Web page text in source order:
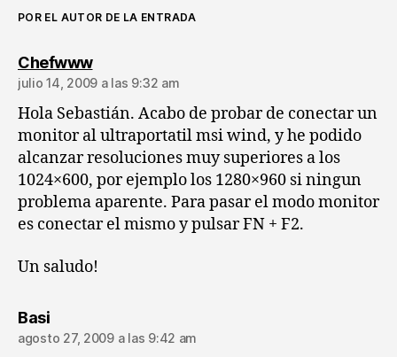
POR EL AUTOR DE LA ENTRADA
Chefwwwdice:
julio 14, 2009 a las 9:32 am
Hola Sebastián. Acabo de probar de conectar un
monitor al ultraportatil msi wind, y he podido
alcanzar resoluciones muy superiores a los
1024×600, por ejemplo los 1280×960 si ningun
problema aparente. Para pasar el modo monitor
es conectar el mismo y pulsar FN + F2.
Un saludo!
Basidice:
agosto 27, 2009 a las 9:42 am